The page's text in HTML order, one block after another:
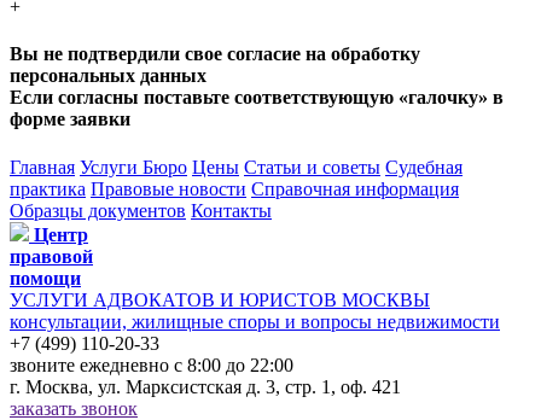
+
Вы не подтвердили свое согласие на обработку
персональных данных
Если согласны поставьте соответствующую «галочку» в
форме заявки
Главная Услуги Бюро Цены Статьи и советы Судебная
практика Правовые новости Справочная информация
Образцы документов Контакты
Центр
правовой
помощи
УСЛУГИ АДВОКАТОВ И ЮРИСТОВ МОСКВЫ
консультации, жилищные споры и вопросы недвижимости
+7 (499) 110-20-33
звоните ежедневно с 8:00 до 22:00
г. Москва, ул. Марксистская д. 3, стр. 1, оф. 421
заказать звонок